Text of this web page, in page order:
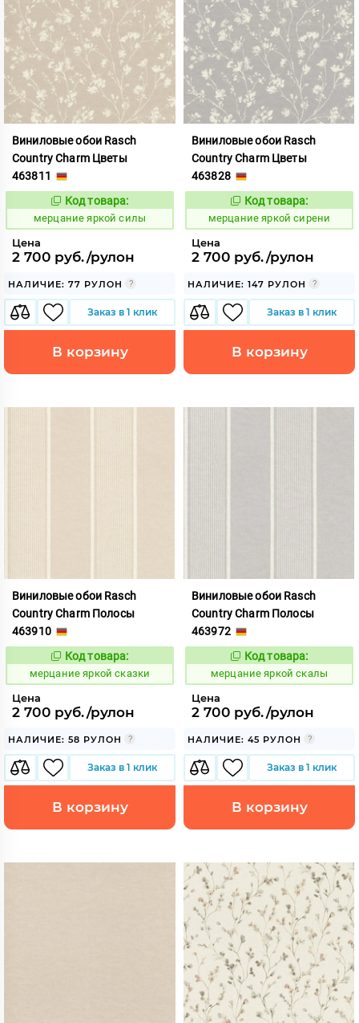
Виниловые обои Rasch
Country Charm Цветы
463811
975838
Код товара:
мерцание яркой силы
Цена
2 700 руб./рулон
НАЛИЧИЕ: 77 РУЛОН
Заказ в 1 клик
В корзину
Виниловые обои Rasch
Country Charm Цветы
463828
975839
Код товара:
мерцание яркой сирени
Цена
2 700 руб./рулон
НАЛИЧИЕ: 147 РУЛОН
Заказ в 1 клик
В корзину
Виниловые обои Rasch
Country Charm Полосы
463910
975840
Код товара:
мерцание яркой сказки
Цена
2 700 руб./рулон
НАЛИЧИЕ: 58 РУЛОН
Заказ в 1 клик
В корзину
Виниловые обои Rasch
Country Charm Полосы
463972
975841
Код товара:
мерцание яркой скалы
Цена
2 700 руб./рулон
НАЛИЧИЕ: 45 РУЛОН
Заказ в 1 клик
В корзину